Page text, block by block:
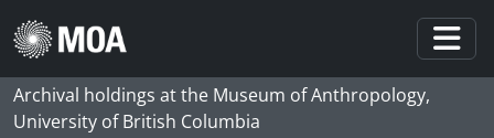
Skip to main content
Archival holdings at the Museum of Anthropology,
University of British Columbia